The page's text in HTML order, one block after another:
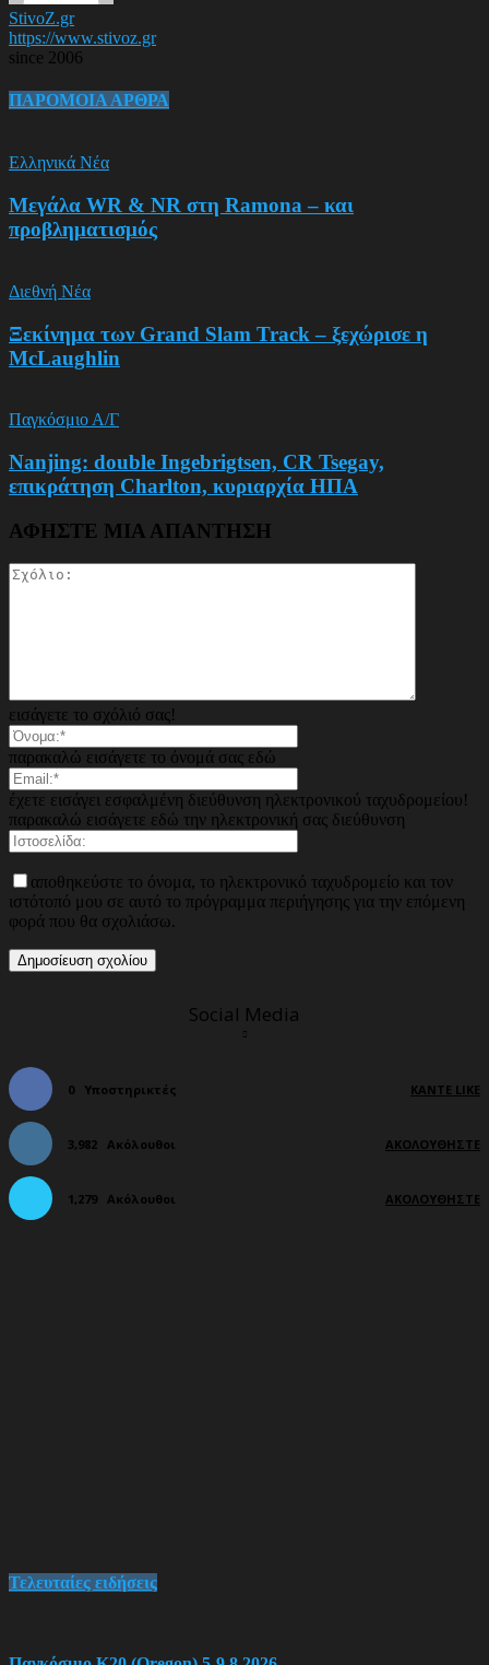
StivoZ.gr
https://www.stivoz.gr
since 2006
ΠΑΡΟΜΟΙΑ ΑΡΘΡΑ
Ελληνικά Νέα
Μεγάλα WR & NR στη Ramona – και
προβληματισμός
Διεθνή Νέα
Ξεκίνημα των Grand Slam Track – ξεχώρισε η
McLaughlin
Παγκόσμιο Α/Γ
Nanjing: double Ingebrigtsen, CR Tsegay,
επικράτηση Charlton, κυριαρχία ΗΠΑ
ΑΦΗΣΤΕ ΜΙΑ ΑΠΑΝΤΗΣΗ
εισάγετε το σχόλιό σας!
παρακαλώ εισάγετε το όνομά σας εδώ
έχετε εισάγει εσφαλμένη διεύθυνση ηλεκτρονικού ταχυδρομείου!
παρακαλώ εισάγετε εδώ την ηλεκτρονική σας διεύθυνση
αποθηκεύστε το όνομα, το ηλεκτρονικό ταχυδρομείο και τον
ιστότοπό μου σε αυτό το πρόγραμμα περιήγησης για την επόμενη
φορά που θα σχολιάσω.
Social Media
0 Υποστηρικτές ΚΆΝΤΕ LIKE
3,982 Ακόλουθοι ΑΚΟΛΟΥΘΉΣΤΕ
1,279 Ακόλουθοι ΑΚΟΛΟΥΘΉΣΤΕ
Τελευταίες ειδήσεις